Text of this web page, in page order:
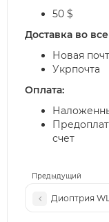
Предыдущий
Диоптрия
50 $
Доставка во
Новая
Укрпочта
Оплата:
счет